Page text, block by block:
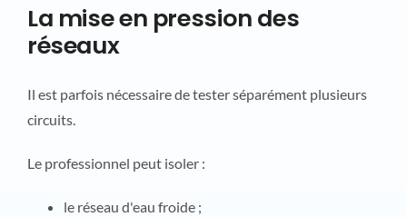
La mise en pression des
réseaux
Il est parfois nécessaire de tester séparément plusieurs
circuits.
Le professionnel peut isoler :
le réseau d'eau froide ;